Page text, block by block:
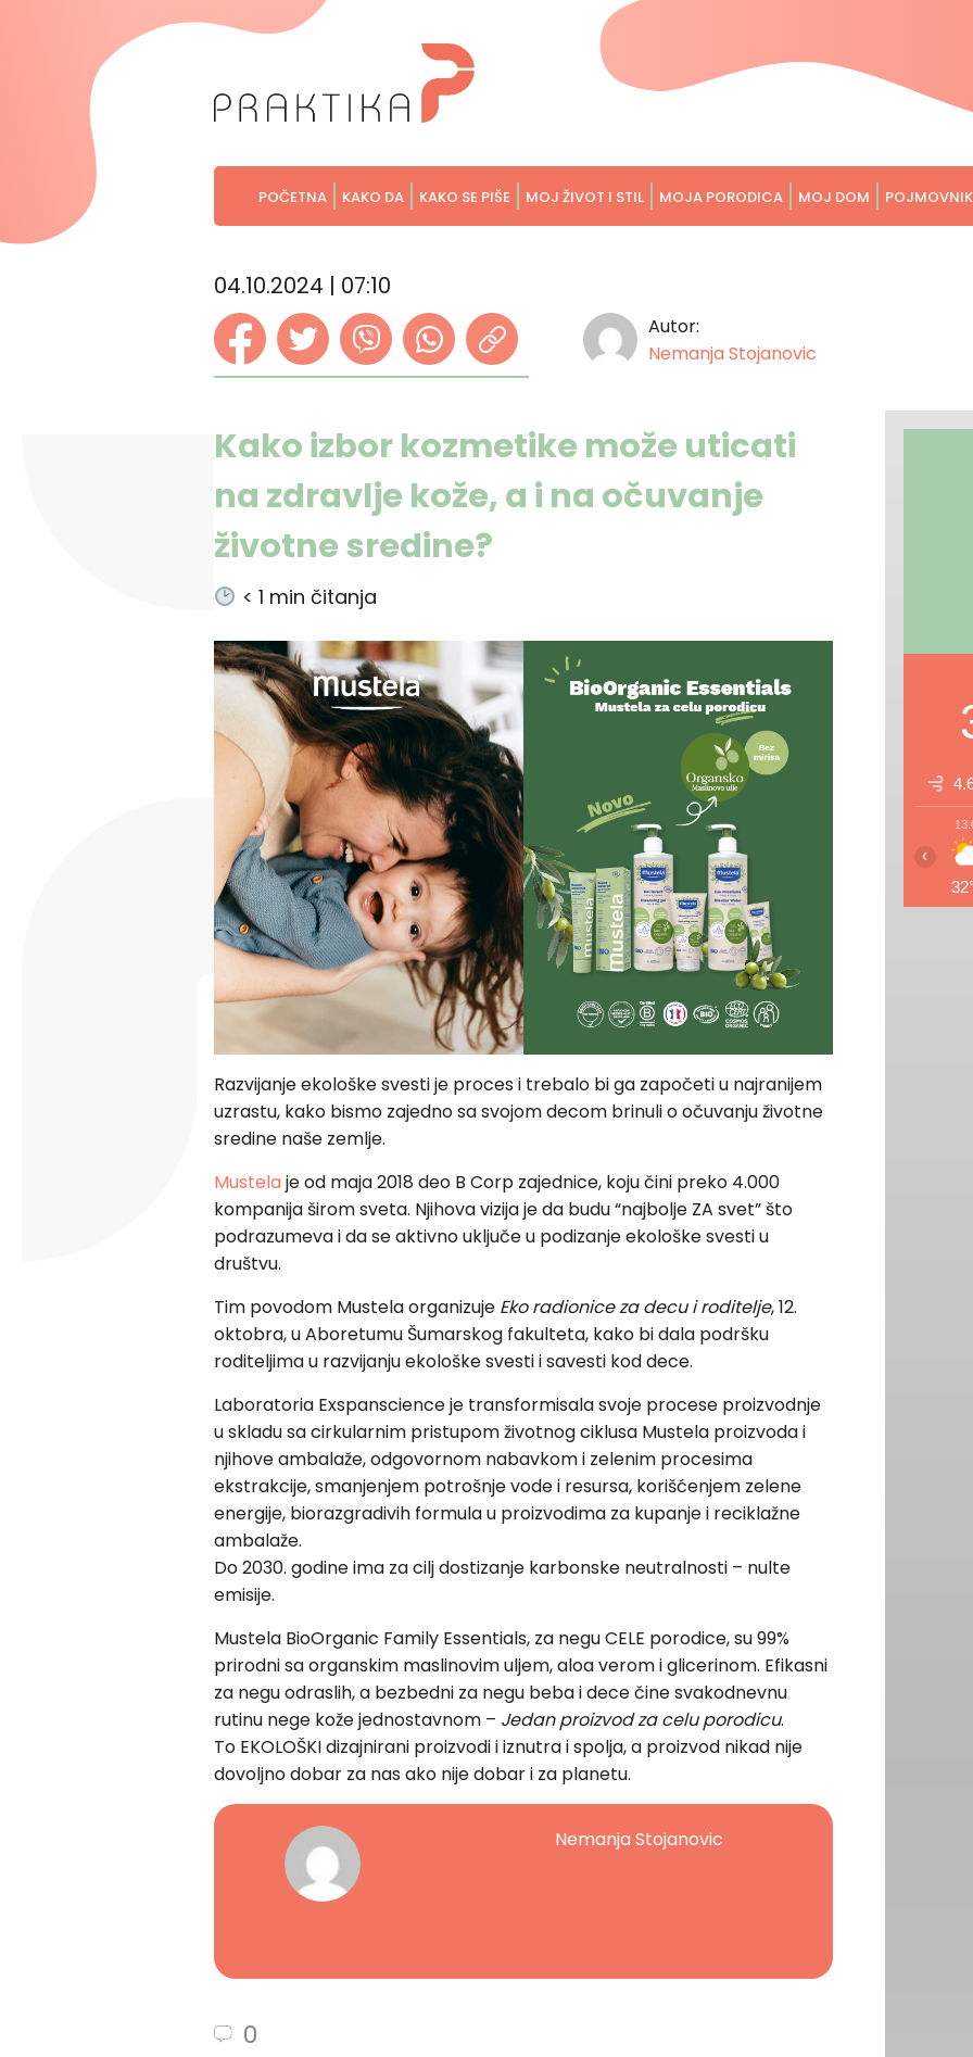
POČETNA KAKO DA KAKO SE PIŠE MOJ ŽIVOT I STIL MOJA PORODICA MOJ DOM POJMOVNIK
04.10.2024 | 07:10
Autor:
Nemanja Stojanovic
Kako izbor kozmetike može uticati
na zdravlje kože, a i na očuvanje
životne sredine?
< 1 min čitanja
Razvijanje ekološke svesti je proces i trebalo bi ga započeti u najranijem
uzrastu, kako bismo zajedno sa svojom decom brinuli o očuvanju životne
sredine naše zemlje.
Mustela je od maja 2018 deo B Corp zajednice, koju čini preko 4.000
kompanija širom sveta. Njihova vizija je da budu “najbolje ZA svet” što
podrazumeva i da se aktivno uključe u podizanje ekološke svesti u
društvu.
Tim povodom Mustela organizuje Eko radionice za decu i roditelje, 12.
oktobra, u Aboretumu Šumarskog fakulteta, kako bi dala podršku
roditeljima u razvijanju ekološke svesti i savesti kod dece.
Laboratoria Exspanscience je transformisala svoje procese proizvodnje
u skladu sa cirkularnim pristupom životnog ciklusa Mustela proizvoda i
njihove ambalaže, odgovornom nabavkom i zelenim procesima
ekstrakcije, smanjenjem potrošnje vode i resursa, korišćenjem zelene
energije, biorazgradivih formula u proizvodima za kupanje i reciklažne
ambalaže.
Do 2030. godine ima za cilj dostizanje karbonske neutralnosti – nulte
emisije.
Mustela BioOrganic Family Essentials, za negu CELE porodice, su 99%
prirodni sa organskim maslinovim uljem, aloa verom i glicerinom. Efikasni
za negu odraslih, a bezbedni za negu beba i dece čine svakodnevnu
rutinu nege kože jednostavnom – Jedan proizvod za celu porodicu.
To EKOLOŠKI dizajnirani proizvodi i iznutra i spolja, a proizvod nikad nije
dovoljno dobar za nas ako nije dobar i za planetu.
Nemanja Stojanovic
0
‹